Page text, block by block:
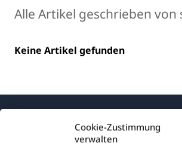
Cookie-Zustimmung
verwalten
Alle Artikel geschrieben von
Keine Artikel gefunden